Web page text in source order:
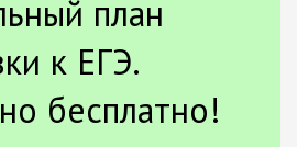
план
к ЕГЭ.
бесплатно!